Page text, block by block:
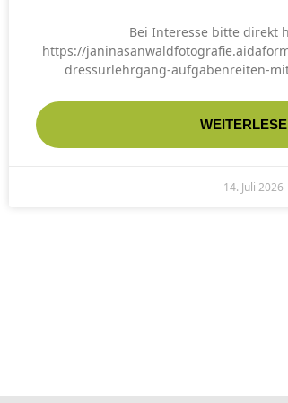
Bei Interesse bitte direkt
https://
dressurlehrgang-aufgabenreiten-
14. Juli 2026